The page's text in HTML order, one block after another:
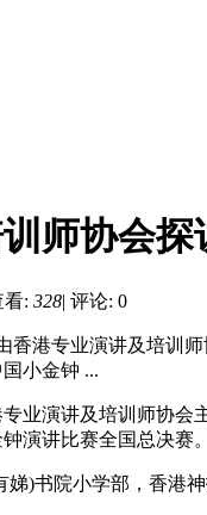
师协会探
看: 328| 评论: 0
专业演讲及培训师
小金钟 ...
演讲及培训师协会
演讲比赛全国总决赛。
书院小学部，香港神